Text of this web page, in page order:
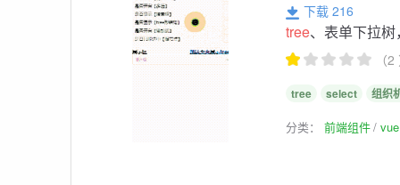
下载 216
tree、表单下拉树
（
tree select 组织
分类：前端组件